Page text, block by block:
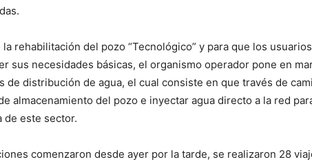
la rehabilitación del pozo “Tecnológico” y para que los
sus necesidades básicas, el organismo operador pone en
de distribución de agua, el cual consiste en que través de
almacenamiento del pozo e inyectar agua directo a la red
de este sector.
comenzaron desde ayer por la tarde, se realizaron 28